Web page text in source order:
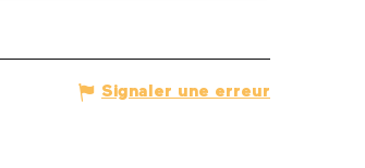
Signaler une erreur